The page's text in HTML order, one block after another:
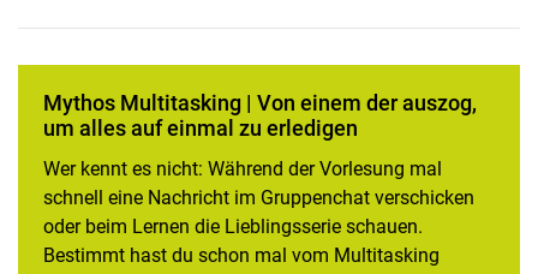
Mythos Multitasking | Von einem der auszog,
um alles auf einmal zu erledigen
Wer kennt es nicht: Während der Vorlesung mal
schnell eine Nachricht im Gruppenchat verschicken
oder beim Lernen die Lieblingsserie schauen.
Bestimmt hast du schon mal vom Multitasking